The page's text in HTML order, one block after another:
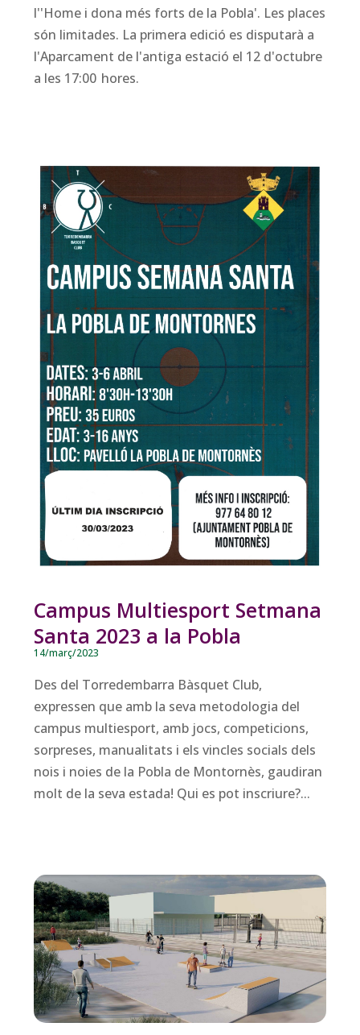
l''Home i dona més forts de la Pobla'. Les places
són limitades. La primera edició es disputarà a
l'Aparcament de l'antiga estació el 12 d'octubre
a les 17:00 hores.
Campus Multiesport Setmana
Santa 2023 a la Pobla
14/març/2023
Des del Torredembarra Bàsquet Club,
expressen que amb la seva metodologia del
campus multiesport, amb jocs, competicions,
sorpreses, manualitats i els vincles socials dels
nois i noies de la Pobla de Montornès, gaudiran
molt de la seva estada! Qui es pot inscriure?...